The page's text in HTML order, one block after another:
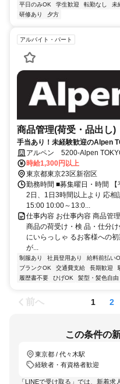
平日のみOK
学生歓迎 転勤なし 未
研修あり
夕方
アルバイト・パート
商品管理(荷受・品出し)
手当あり！未経験歓迎のAlpen
アルペン 5200-Alpen
時給1,300円以上
東京都東京23区新宿区
勤務時間 ■募集曜日・時間
2日、1日3時間以上より 応
15:00 10:00～13:0...
仕事内容 お仕事内容 商品管
商品の荷受け・検 品・仕分
にいらっしゃ るお客様への
が...
制服あり 社員登用あり 給料前払い
ブランクOK
交通費支給 長期歓迎
履歴書不要
ひげOK 髪型・髪色自由
前へ 1 2
この条件の
東京都 / 代々木駅
経験者・有資格者歓迎
「LINEで受け取る」では、新着